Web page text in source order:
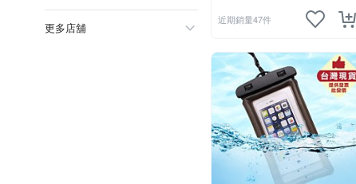
更多店舖
近期銷量47件